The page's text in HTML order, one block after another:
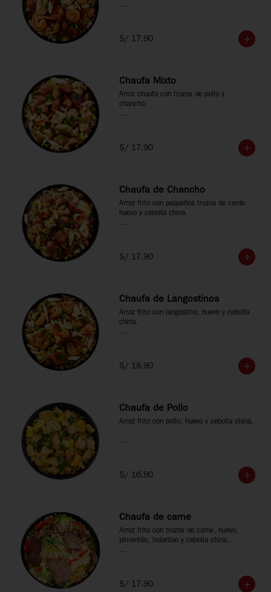
S/ 17.90
Chaufa Mixto
Arroz chaufa con trozos de pollo y
chancho.
S/ 17.90
Chaufa de Chancho
Arroz frito con pequeños trozos de cerdo
huevo y cebolla china.
S/ 17.90
Chaufa de Langostinos
Arroz frito con langostino, huevo y cebolla
china.
S/ 18.90
Chaufa de Pollo
Arroz frito con pollo, huevo y cebolla china.
S/ 16.90
Chaufa de carne
Arroz frito con trozos de carne, huevo,
pimentón, holantao y cebolla china.
S/ 17.90